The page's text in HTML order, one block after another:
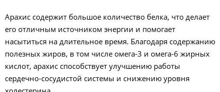
Арахис содержит большое количество белка, что делает
его отличным источником энергии и помогает
насытиться на длительное время. Благодаря содержанию
полезных жиров, в том числе омега-3 и омега-6 жирных
кислот, арахис способствует улучшению работы
сердечно-сосудистой системы и снижению уровня